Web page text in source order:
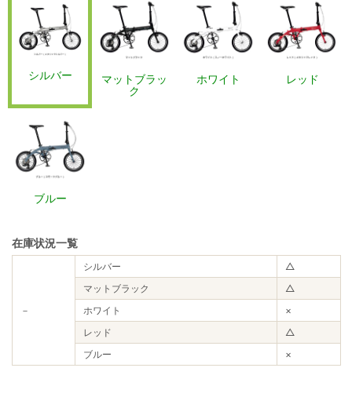
シルバー
マットブラッ
ク
ホワイト レッド
ブルー
在庫状況一覧
－
シルバー
△
マットブラック
△
ホワイト
×
レッド
△
ブルー
×